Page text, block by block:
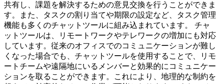
共有し、課題を解決するための意見交換を行うことができま
す。また、タスクの割り当てや期限の設定など、タスク管理
機能も多くのチャットツールに組み込まれています。 チャ
ットツールは、リモートワークやテレワークの増加にも対応
しています。従来のオフィスでのコミュニケーションが難し
くなった場合でも、チャットツールを使用することで、リモ
ートチームや遠隔地にいるメンバーと効果的にコミュニケー
ションを取ることができます。これにより、地理的な制約を